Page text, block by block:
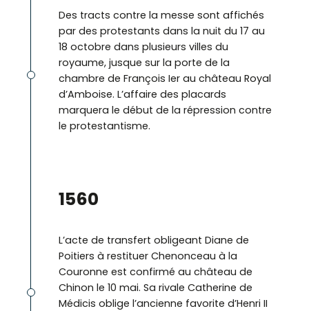
Des tracts contre la messe sont affichés
par des protestants dans la nuit du 17 au
18 octobre dans plusieurs villes du
royaume, jusque sur la porte de la
chambre de François Ier au château Royal
d’Amboise. L’affaire des placards
marquera le début de la répression contre
le protestantisme.
1560
L’acte de transfert obligeant Diane de
Poitiers à restituer Chenonceau à la
Couronne est confirmé au château de
Chinon le 10 mai. Sa rivale Catherine de
Médicis oblige l’ancienne favorite d’Henri II